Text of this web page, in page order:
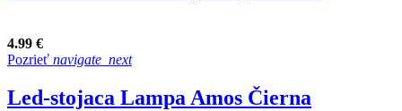
4.99 €
Pozrieť navigate_next
Led-stojaca Lampa Amos Čierna